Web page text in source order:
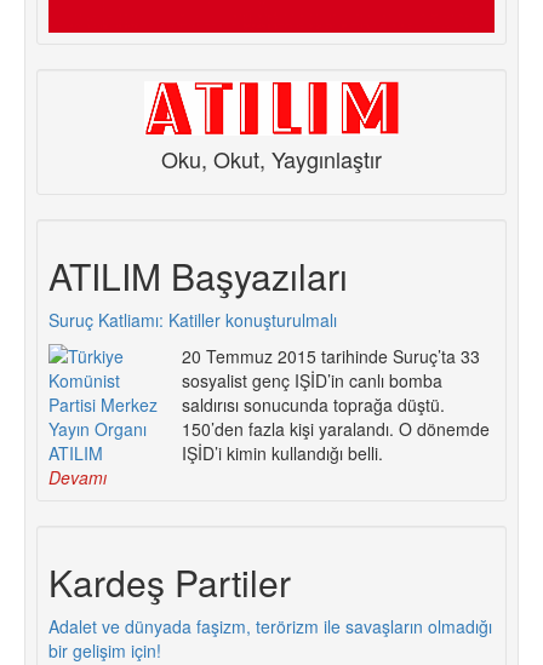
Oku, Okut, Yaygınlaştır
ATILIM Başyazıları
Suruç Katliamı: Katiller konuşturulmalı
20 Temmuz 2015 tarihinde Suruç’ta 33
sosyalist genç IŞİD’in canlı bomba
saldırısı sonucunda toprağa düştü.
150’den fazla kişi yaralandı. O dönemde
IŞİD’i kimin kullandığı belli.
Devamı
Kardeş Partiler
Adalet ve dünyada faşizm, terörizm ile savaşların olmadığı
bir gelişim için!